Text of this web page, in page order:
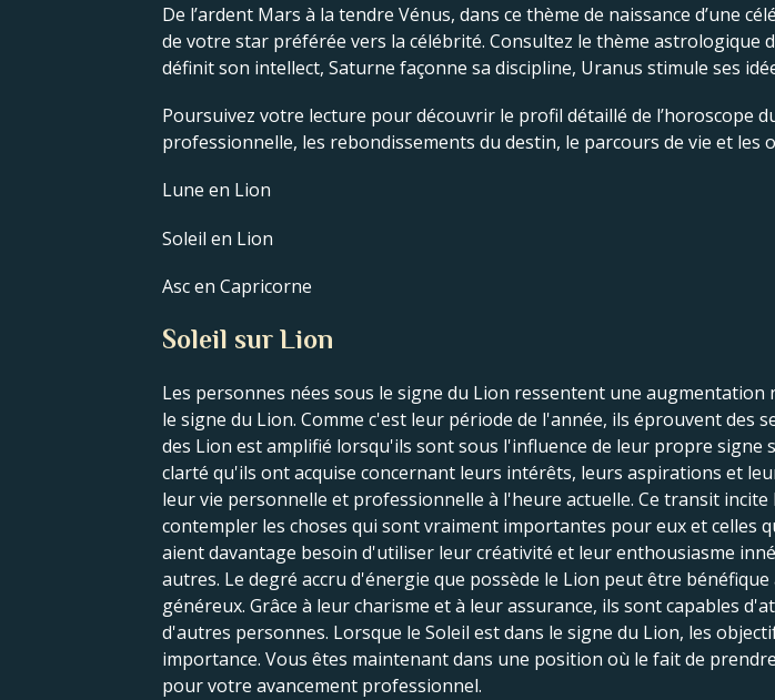
De l’ardent Mars à la tendre Vénus, dans ce thème de naissance d’une
de votre star préférée vers la célébrité. Consultez le thème
définit son intellect, Saturne façonne sa discipline, Uranus stimule ses
Poursuivez votre lecture pour découvrir le profil détaillé de l’horoscope
professionnelle, les rebondissements du destin, le parcours de vie et les
Lune en Lion
Soleil en Lion
Asc en Capricorne
Soleil sur Lion
Les personnes nées sous le signe du Lion ressentent une
le signe du Lion. Comme c'est leur période de l'année, ils éprouvent
des Lion est amplifié lorsqu'ils sont sous l'influence de leur propre signe
clarté qu'ils ont acquise concernant leurs intérêts, leurs aspirations et
leur vie personnelle et professionnelle à l'heure actuelle. Ce transit
contempler les choses qui sont vraiment importantes pour eux et celles
aient davantage besoin d'utiliser leur créativité et leur enthousiasme
autres. Le degré accru d'énergie que possède le Lion peut être
généreux. Grâce à leur charisme et à leur assurance, ils sont capables
d'autres personnes. Lorsque le Soleil est dans le signe du Lion, les
importance. Vous êtes maintenant dans une position où le fait de
pour votre avancement professionnel.